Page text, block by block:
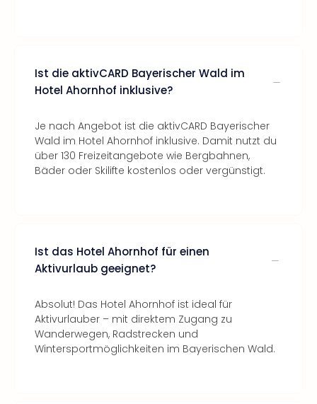
Ist die aktivCARD Bayerischer Wald im
Hotel Ahornhof inklusive?
Je nach Angebot ist die aktivCARD Bayerischer
Wald im Hotel Ahornhof inklusive. Damit nutzt du
über 130 Freizeitangebote wie Bergbahnen,
Bäder oder Skilifte kostenlos oder vergünstigt.
Ist das Hotel Ahornhof für einen
Aktivurlaub geeignet?
Absolut! Das Hotel Ahornhof ist ideal für
Aktivurlauber – mit direktem Zugang zu
Wanderwegen, Radstrecken und
Wintersportmöglichkeiten im Bayerischen Wald.